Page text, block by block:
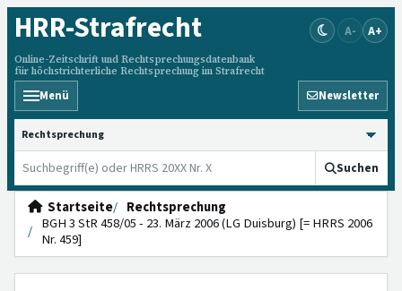
HRR-Strafrecht
Online-Zeitschrift und Rechtsprechungsdatenbank
für höchstrichterliche Rechtsprechung im Strafrecht
A- A+
Menü Newsletter
HRRS durchsuchen
Suchen
Startseite
Rechtsprechung
BGH 3 StR 458/05 - 23. März 2006 (LG Duisburg) [= HRRS 2006
Nr. 459]